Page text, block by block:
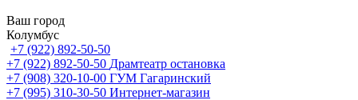
Ваш город
Колумбус
+7 (922) 892-50-50
+7 (922) 892-50-50 Драмтеатр остановка
+7 (908) 320-10-00 ГУМ Гагаринский
+7 (995) 310-30-50 Интернет-магазин